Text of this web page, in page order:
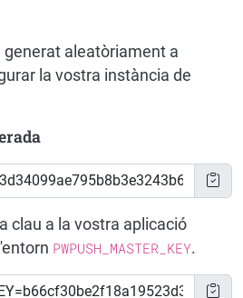
generat aleatòriament a
la vostra instància de
clau a la vostra aplicació
PWPUSH_MASTER_KEY.